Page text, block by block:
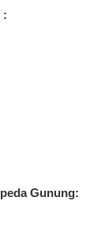
:
Gunung: